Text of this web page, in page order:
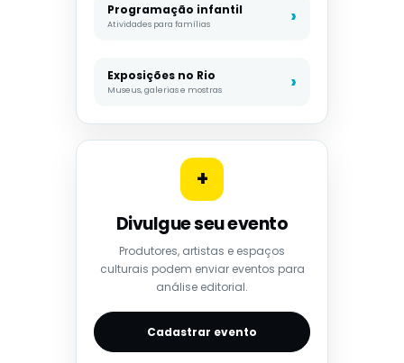
Programação infantil
Atividades para famílias
Exposições no Rio
Museus, galerias e mostras
+
Divulgue seu evento
Produtores, artistas e espaços
culturais podem enviar eventos para
análise editorial.
Cadastrar evento